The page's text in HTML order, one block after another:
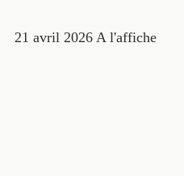
21 avril 2026 A l'affiche